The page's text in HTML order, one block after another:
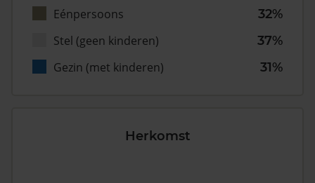
Eénpersoons
32%
Stel (geen kinderen)
37%
Gezin (met kinderen)
31%
Herkomst